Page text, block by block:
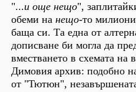
"...и още нещо",
обеми на нещо-то
баща си. Та една от
дописване би могла да
вместването в схемата на
Димовия архив: подобно
от "Тютюн",